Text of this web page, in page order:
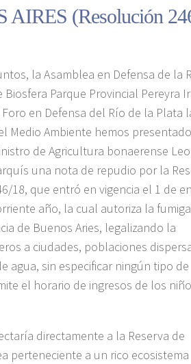
(Resolución
la Asamblea en Defensa de la
Biosfera Parque Provincial Pereyra
en Defensa del Río de la Plata
Medio Ambiente hemos
de Agricultura bonaerense
una nota de repudio por la
18, que entró en vigencia el 1 de
año, la cual autoriza la
de Buenos Aries, legalizando la
a ciudades, poblaciones
agua, sin especificar ningún tipo de
el horario de ingresos de los
directamente a la Reserva de
perteneciente a un rico ecosistema